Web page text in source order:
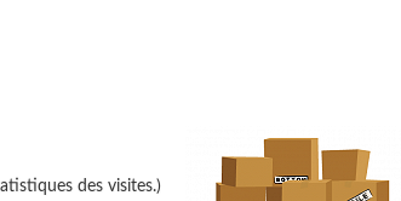
des visites.)